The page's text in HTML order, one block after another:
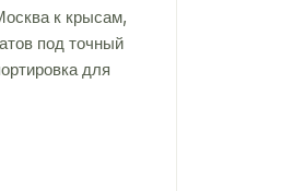
к крысам,
под точный
для